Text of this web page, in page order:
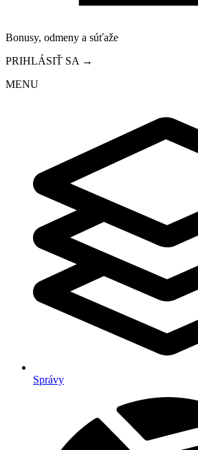
Bonusy, odmeny a súťaže
PRIHLÁSIŤ SA →
MENU
Správy